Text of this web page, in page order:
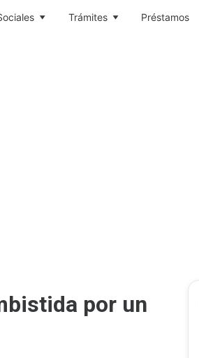
Trámites Préstamos
por un